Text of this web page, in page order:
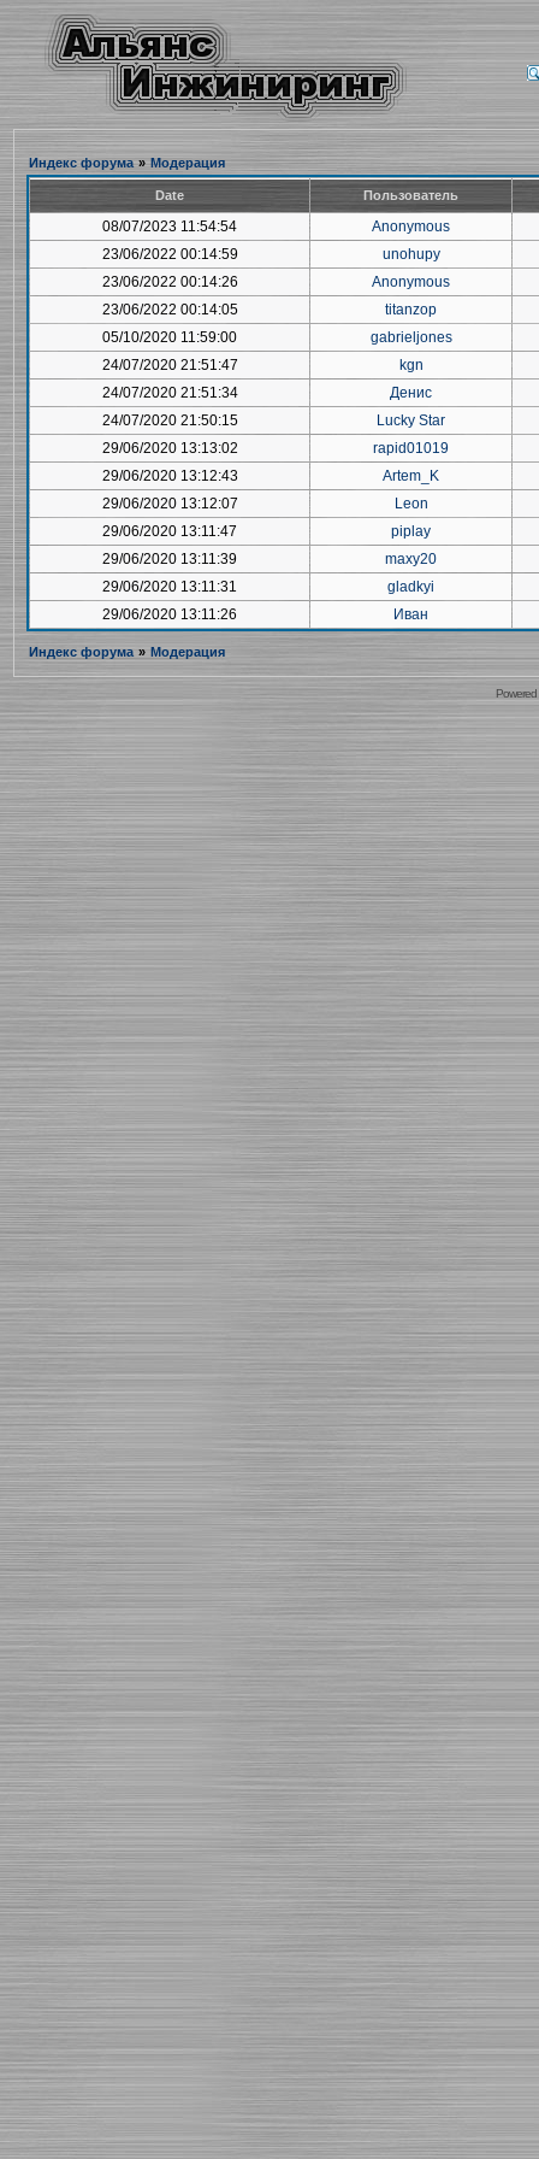
Индекс форума » Модерация
Date Пользователь
08/07/2023 11:54:54
Anonymous
23/06/2022 00:14:59
unohupy
23/06/2022 00:14:26
Anonymous
23/06/2022 00:14:05
titanzop
05/10/2020 11:59:00
gabrieljones
24/07/2020 21:51:47
kgn
24/07/2020 21:51:34
Денис
24/07/2020 21:50:15
Lucky Star
29/06/2020 13:13:02
rapid01019
29/06/2020 13:12:43
Artem_K
29/06/2020 13:12:07
Leon
29/06/2020 13:11:47
piplay
29/06/2020 13:11:39
maxy20
29/06/2020 13:11:31
gladkyi
29/06/2020 13:11:26
Иван
Индекс форума » Модерация